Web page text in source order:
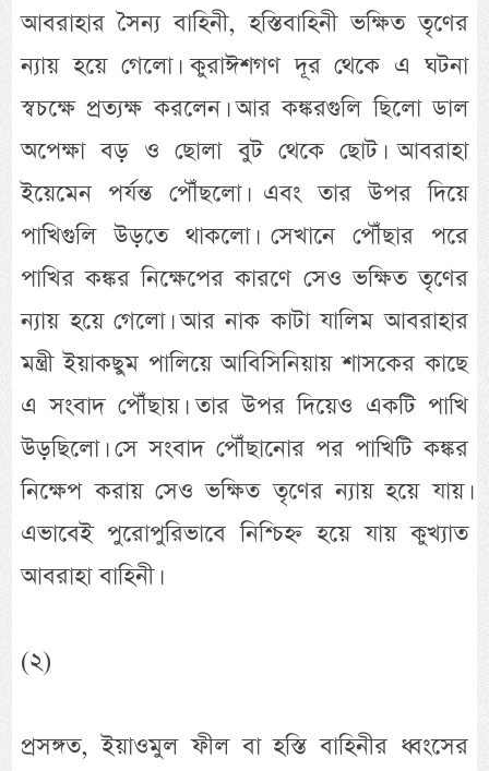
আবরাহার সৈন্য বাহিনী, হস্তিবাহিনী ভক্ষিত তৃণের
ন্যায় হয়ে গেলো। কুরাঈশগণ দূর থেকে এ ঘটনা
স্বচক্ষে প্রত্যক্ষ করলেন। আর কঙ্করগুলি ছিলো ডাল
অপেক্ষা বড় ও ছোলা বুট থেকে ছোট। আবরাহা
ইয়েমেন পর্যন্ত পৌঁছলো। এবং তার উপর দিয়ে
পাখিগুলি উড়তে থাকলো। সেখানে পৌঁছার পরে
পাখির কঙ্কর নিক্ষেপের কারণে সেও ভক্ষিত তৃণের
ন্যায় হয়ে গেলো। আর নাক কাটা যালিম আবরাহার
মন্ত্রী ইয়াকছুম পালিয়ে আবিসিনিয়ায় শাসকের কাছে
এ সংবাদ পৌঁছায়। তার উপর দিয়েও একটি পাখি
উড়ছিলো। সে সংবাদ পৌঁছানোর পর পাখিটি কঙ্কর
নিক্ষেপ করায় সেও ভক্ষিত তৃণের ন্যায় হয়ে যায়।
এভাবেই পুরোপুরিভাবে নিশ্চিহ্ন হয়ে যায় কুখ্যাত
আবরাহা বাহিনী।
(২)
প্রসঙ্গত, ইয়াওমুল ফীল বা হস্তি বাহিনীর ধ্বংসের